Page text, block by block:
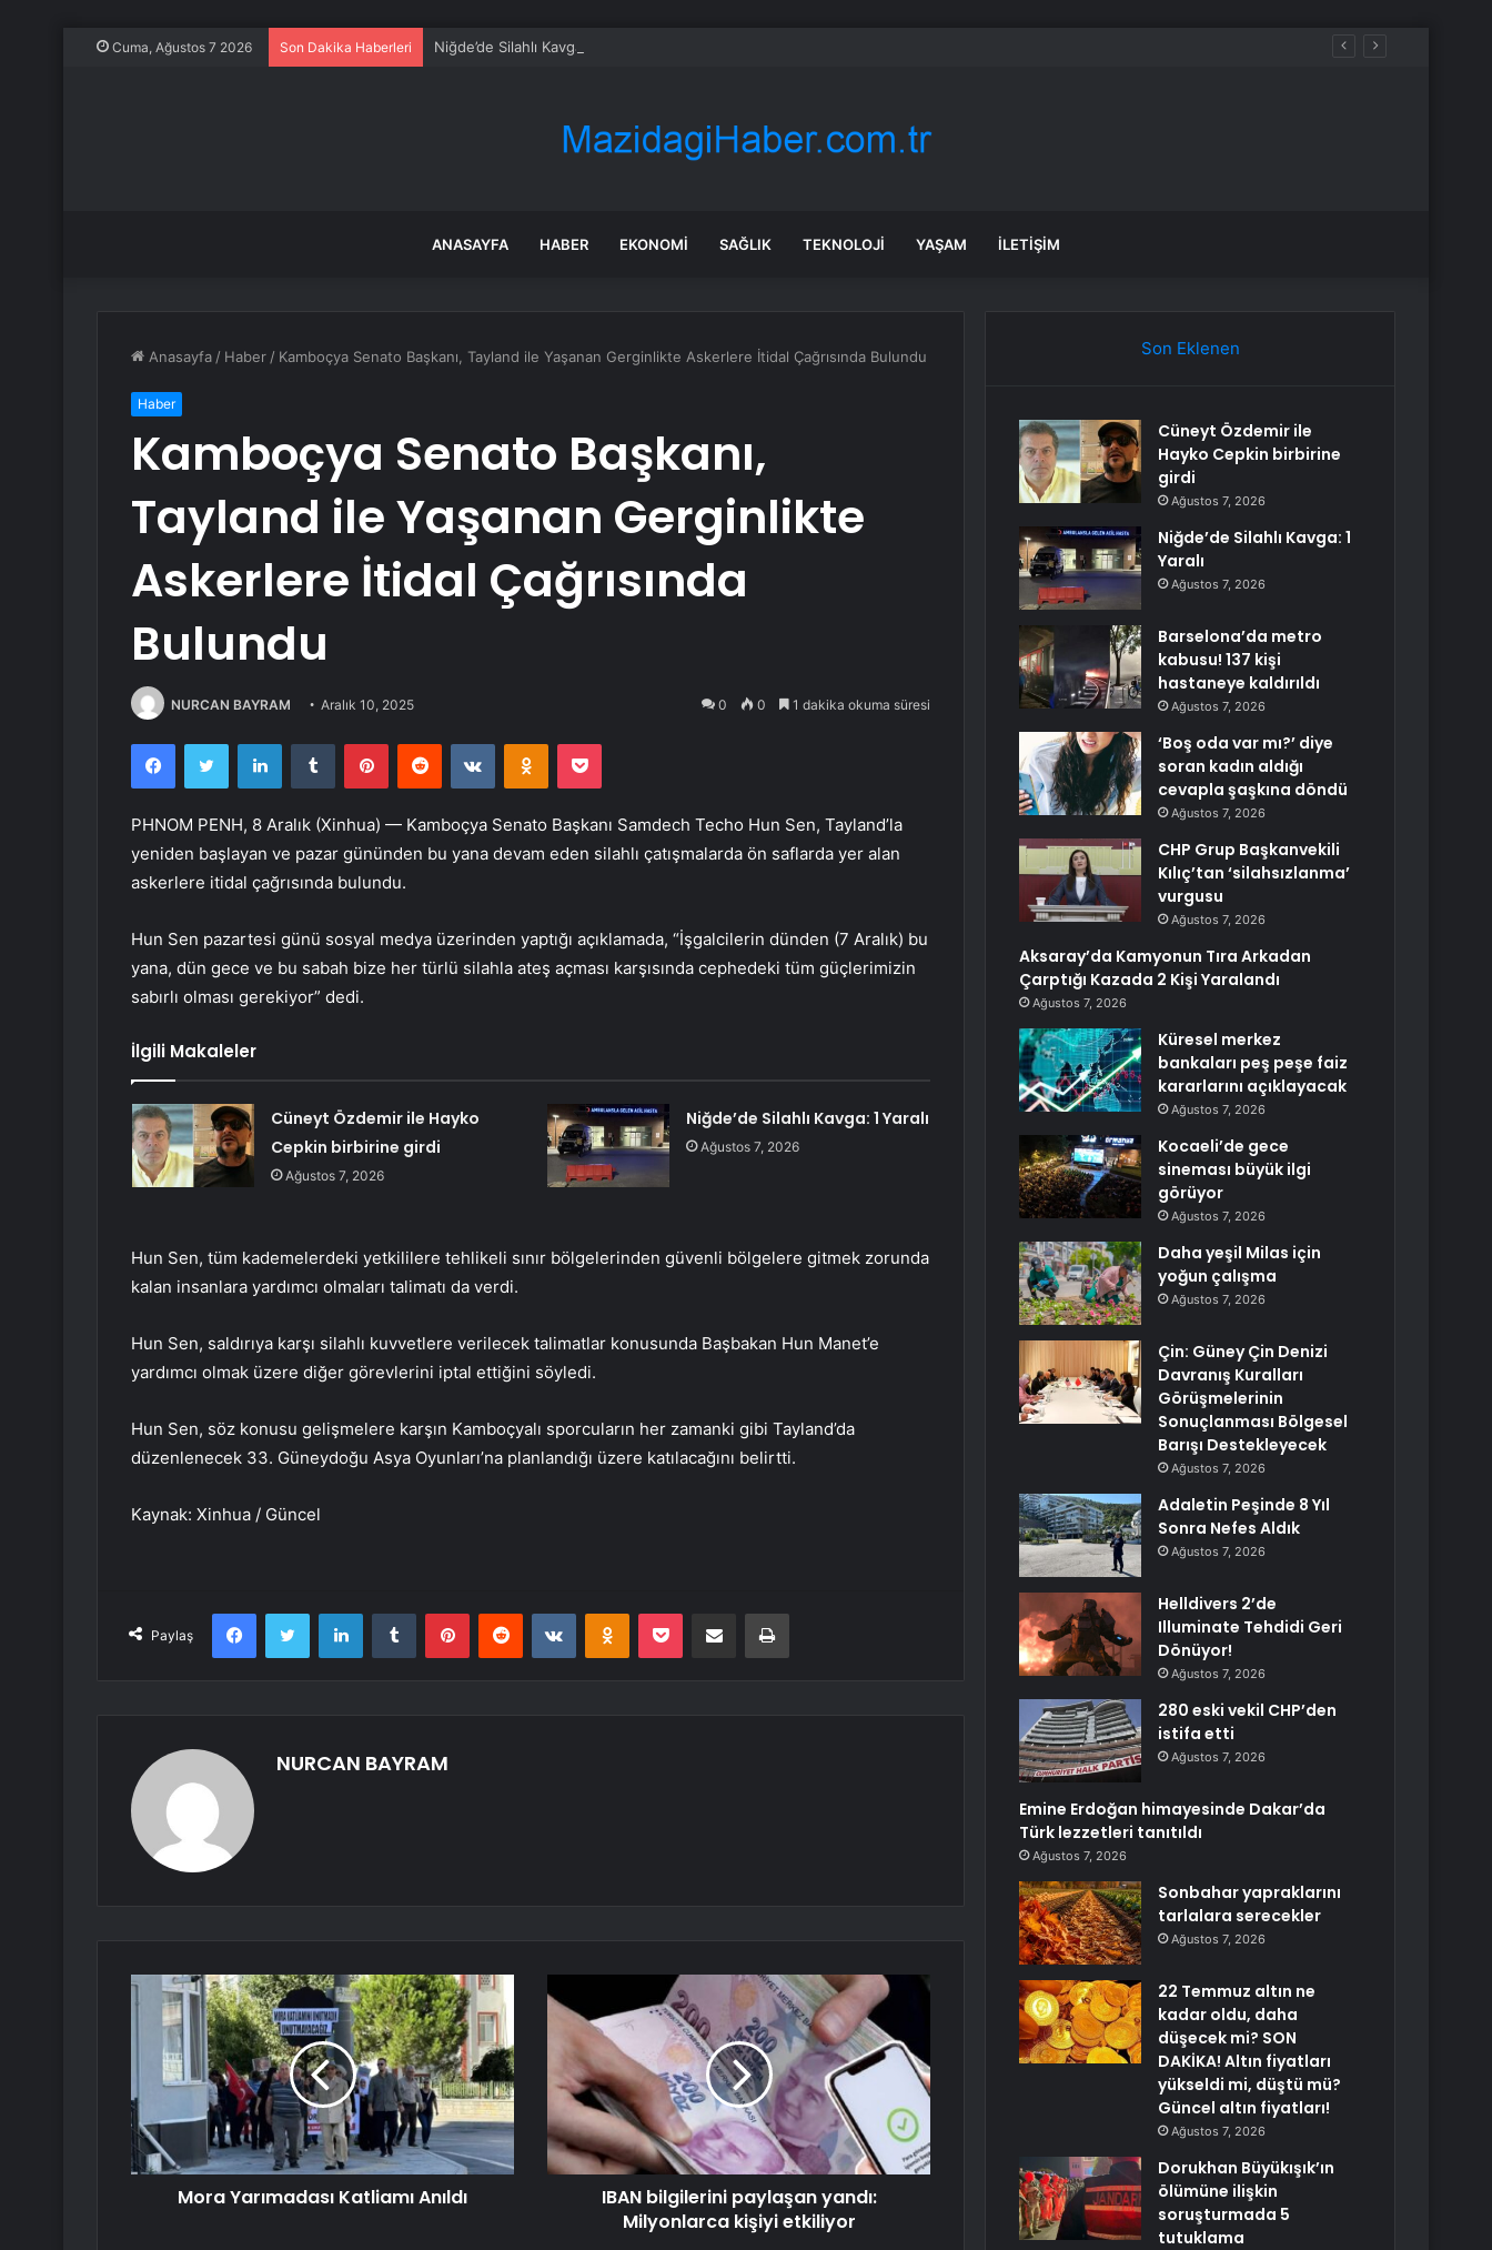
Cuma, Ağustos 7 2026 Son Dakika Haberleri Niğde’de Silahlı Kavga: 1 Yaralı
ANASAYFA HABER EKONOMI SAĞLIK TEKNOLOJI YAŞAM İLETIŞIM
Anasayfa / Haber / Kamboçya Senato Başkanı, Tayland ile Yaşanan Gerginlikte Askerlere İtidal Çağrısında Bulundu
Haber
Kamboçya Senato Başkanı,
Tayland ile Yaşanan Gerginlikte
Askerlere İtidal Çağrısında
Bulundu
NURCAN BAYRAM Aralık 10, 2025 0 0 1 dakika okuma süresi
FacebookTwitter LinkedInTumblr PinterestReddit VKontakteOdnoklassniki
Pocket
PHNOM PENH, 8 Aralık (Xinhua) — Kamboçya Senato Başkanı Samdech Techo Hun Sen, Tayland’la
yeniden başlayan ve pazar gününden bu yana devam eden silahlı çatışmalarda ön saflarda yer alan
askerlere itidal çağrısında bulundu.
Hun Sen pazartesi günü sosyal medya üzerinden yaptığı açıklamada, “İşgalcilerin dünden (7 Aralık) bu
yana, dün gece ve bu sabah bize her türlü silahla ateş açması karşısında cephedeki tüm güçlerimizin
sabırlı olması gerekiyor” dedi.
İlgili Makaleler
Cüneyt Özdemir ile Hayko
Cepkin birbirine girdi
Ağustos 7, 2026
Niğde’de Silahlı Kavga: 1 Yaralı
Ağustos 7, 2026
Hun Sen, tüm kademelerdeki yetkililere tehlikeli sınır bölgelerinden güvenli bölgelere gitmek zorunda
kalan insanlara yardımcı olmaları talimatı da verdi.
Hun Sen, saldırıya karşı silahlı kuvvetlere verilecek talimatlar konusunda Başbakan Hun Manet’e
yardımcı olmak üzere diğer görevlerini iptal ettiğini söyledi.
Hun Sen, söz konusu gelişmelere karşın Kamboçyalı sporcuların her zamanki gibi Tayland’da
düzenlenecek 33. Güneydoğu Asya Oyunları’na planlandığı üzere katılacağını belirtti.
Kaynak: Xinhua / Güncel
Paylaş
FacebookTwitter LinkedInTumblr PinterestReddit VKontakteOdnoklassniki
Pocket E-Posta ile paylaş Yazdır
NURCAN BAYRAM
Mora Yarımadası Katliamı Anıldı
IBAN bilgilerini paylaşan yandı:
Milyonlarca kişiyi etkiliyor
Son Eklenen
Cüneyt Özdemir ile
Hayko Cepkin birbirine
girdi
Ağustos 7, 2026
Niğde’de Silahlı Kavga: 1
Yaralı
Ağustos 7, 2026
Barselona’da metro
kabusu! 137 kişi
hastaneye kaldırıldı
Ağustos 7, 2026
‘Boş oda var mı?’ diye
soran kadın aldığı
cevapla şaşkına döndü
Ağustos 7, 2026
CHP Grup Başkanvekili
Kılıç’tan ‘silahsızlanma’
vurgusu
Ağustos 7, 2026
Aksaray’da Kamyonun Tıra Arkadan
Çarptığı Kazada 2 Kişi Yaralandı
Ağustos 7, 2026
Küresel merkez
bankaları peş peşe faiz
kararlarını açıklayacak
Ağustos 7, 2026
Kocaeli’de gece
sineması büyük ilgi
görüyor
Ağustos 7, 2026
Daha yeşil Milas için
yoğun çalışma
Ağustos 7, 2026
Çin: Güney Çin Denizi
Davranış Kuralları
Görüşmelerinin
Sonuçlanması Bölgesel
Barışı Destekleyecek
Ağustos 7, 2026
Adaletin Peşinde 8 Yıl
Sonra Nefes Aldık
Ağustos 7, 2026
Helldivers 2’de
Illuminate Tehdidi Geri
Dönüyor!
Ağustos 7, 2026
280 eski vekil CHP’den
istifa etti
Ağustos 7, 2026
Emine Erdoğan himayesinde Dakar’da
Türk lezzetleri tanıtıldı
Ağustos 7, 2026
Sonbahar yapraklarını
tarlalara serecekler
Ağustos 7, 2026
22 Temmuz altın ne
kadar oldu, daha
düşecek mi? SON
DAKİKA! Altın fiyatları
yükseldi mi, düştü mü?
Güncel altın fiyatları!
Ağustos 7, 2026
Dorukhan Büyükışık’ın
ölümüne ilişkin
soruşturmada 5
tutuklama